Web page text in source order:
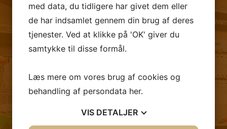
FØLG OS PÅ FACEBOOK
med data, du tidligere har givet dem eller
de har indsamlet gennem din brug af deres
tjenester. Ved at klikke på 'OK' giver du
samtykke til disse formål.
Læs mere om vores brug af cookies og
behandling af persondata her.
VIS DETALJER